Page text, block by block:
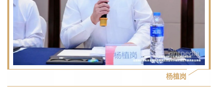
杨植岗